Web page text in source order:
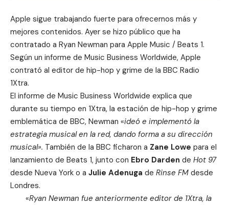
Apple sigue trabajando fuerte para ofrecernos más y
mejores contenidos. Ayer se hizo público que ha
contratado a Ryan Newman para Apple Music / Beats 1.
Según un informe de Music Business Worldwide, Apple
contrató al editor de hip-hop y grime de la BBC Radio
1Xtra.
El informe de Music Business Worldwide explica que
durante su tiempo en 1Xtra, la estación de hip-hop y grime
emblemática de BBC, Newman «ideó e implementó la
estrategia musical en la red, dando forma a su dirección
musical». También de la BBC ficharon a Zane Lowe para el
lanzamiento de Beats 1, junto con Ebro Darden de Hot 97
desde Nueva York o a Julie Adenuga de Rinse FM desde
Londres.
«Ryan Newman fue anteriormente editor de 1Xtra, la